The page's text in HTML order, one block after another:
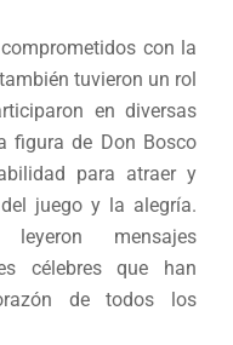
con la
tuvieron un rol
en diversas
figura de Don Bosco
para atraer y
juego y la alegría.
mensajes
célebres que han
de todos los